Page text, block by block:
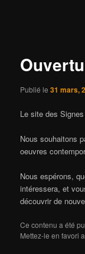
Publié le31 mars,
Le site des
Nous souhaitons
oeuvres
Nous espérons,
intéressera, et
découvrir de
Ce contenu a été
Mettez-le en favori